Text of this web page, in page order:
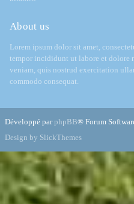
About us
Lorem ipsum dolor sit amet,
tempor incididunt ut labore et dolore
veniam, quis nostrud exercitation
commodo consequat.
Développé parphpBB® Forum
Design by SlickThemes